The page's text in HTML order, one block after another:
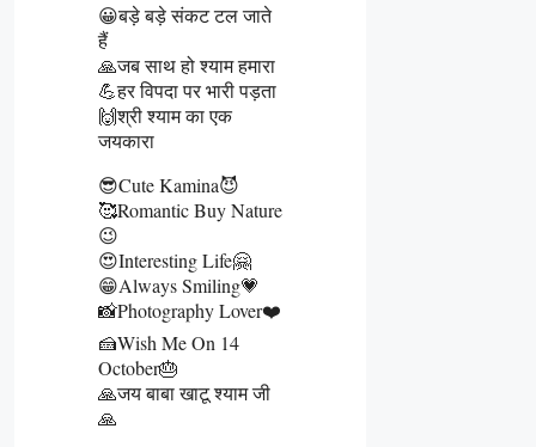
😀बड़े बड़े संकट टल जाते
हैं
🙏जब साथ हो श्याम हमारा
💪हर विपदा पर भारी पड़ता
🙌श्री श्याम का एक
जयकारा
😎Cute Kamina😈
🥰Romantic Buy Nature
😉
😍Interesting Life🤗
😁Always Smiling💗
📸Photography Lover❤️
🍰Wish Me On 14
October🎂
🙏जय बाबा खाटू श्याम जी
🙏